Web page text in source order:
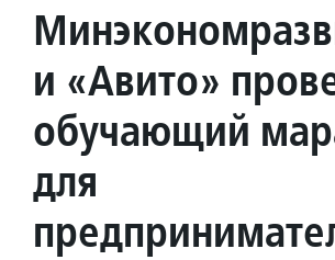
и «Авито»
обучающий
для